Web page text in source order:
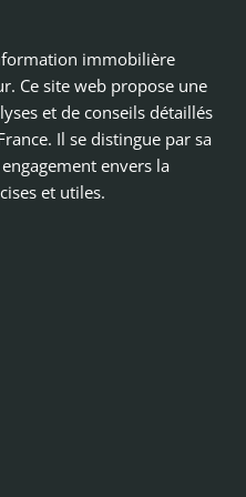
immobilière
Ce site web propose une
et de conseils détaillés
Il se distingue par sa
envers la
et utiles.